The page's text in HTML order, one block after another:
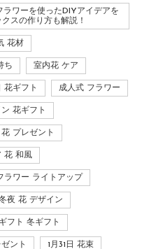
ワーを使ったDIYアイデアを
スの作り方も解説！
花材
ち 室内花 ケア
花ギフト 成人式 フラワー
花ギフト
プレゼント
花 和風
ラワー ライトアップ
夜 花 デザイン
フト 冬ギフト
ント 1月31日 花束